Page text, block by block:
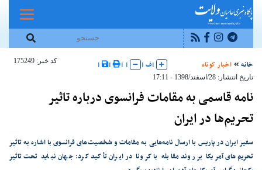
خانه اخبار کوتاه |ف |
|
|
|
|
کد خبر: 175249
تاریخ انتشار: 28/اسفند/1398 - 17:11
نامه قاسمی به مقامات فرانسوی درباره تاثیر
تحریم‌ها در ایران
سفیر ایران در پاریس با ارسال نامه‌هایی به مقامات و شخصیت‌های فرانسوی با اشاره به تاثیر
تحریم‌های آمریکا بر روند مقابله با کرونا در ایران تأکید کرد: جهان نباید تحت تاثیر